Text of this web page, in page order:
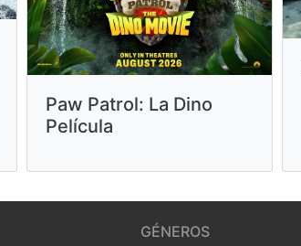
Paw Patrol: La Dino
Película
GÉNEROS